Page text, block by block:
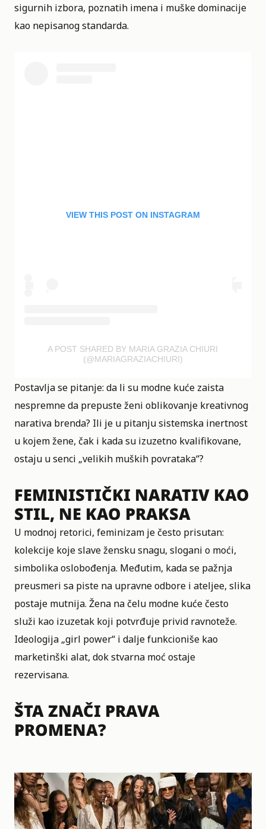
sigurnih izbora, poznatih imena i muške dominacije
kao nepisanog standarda.
VIEW THIS POST ON INSTAGRAM
A POST SHARED BY MARIA GRAZIA CHIURI
(@MARIAGRAZIACHIURI)
Postavlja se pitanje: da li su modne kuće zaista
nespremne da prepuste ženi oblikovanje kreativnog
narativa brenda? Ili je u pitanju sistemska inertnost
u kojem žene, čak i kada su izuzetno kvalifikovane,
ostaju u senci „velikih muških povrataka“?
FEMINISTIČKI NARATIV KAO
STIL, NE KAO PRAKSA
U modnoj retorici, feminizam je često prisutan:
kolekcije koje slave žensku snagu, slogani o moći,
simbolika oslobođenja. Međutim, kada se pažnja
preusmeri sa piste na upravne odbore i ateljee, slika
postaje mutnija. Žena na čelu modne kuće često
služi kao izuzetak koji potvrđuje privid ravnoteže.
Ideologija „girl power“ i dalje funkcioniše kao
marketinški alat, dok stvarna moć ostaje
rezervisana.
ŠTA ZNAČI PRAVA
PROMENA?